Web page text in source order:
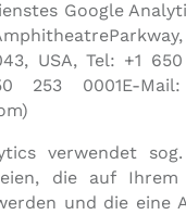
Google
USA, Tel: +1
253 0001E-
verwendet sog.
die auf Ihrem
und die eine